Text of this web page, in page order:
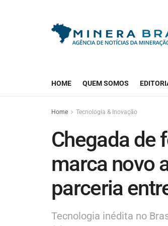
HOME QUEM SOMOS
Home Tecnologia & Inovação
Chegada de
marca novo
parceria
Tecnologia inédita no